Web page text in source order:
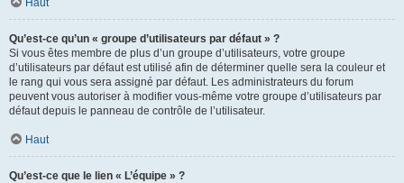
Haut
Qu’est-ce qu’un « groupe d’utilisateurs par défaut » ?
Si vous êtes membre de plus d’un groupe d’utilisateurs, votre groupe
d’utilisateurs par défaut est utilisé afin de déterminer quelle sera la couleur et
le rang qui vous sera assigné par défaut. Les administrateurs du forum
peuvent vous autoriser à modifier vous-même votre groupe d’utilisateurs par
défaut depuis le panneau de contrôle de l’utilisateur.
Haut
Qu’est-ce que le lien « L’équipe » ?